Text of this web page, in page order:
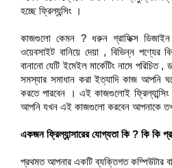
হচ্ছে ফ্রিল্যন্সিং ।
কাজগুলো কেমন ? ধরুন গ্রাফিক্স
ওয়েবসাইট বানিয়ে দেয়া , বিভিন্ন পণ্যের
বানানো যেটি ইমেইল মার্কেটিং নামে পরিচিত ,
সমস্যার সমাধান করা ইত্যাদি কাজ আপনি
করতে পারবেন । এই কাজগুলোই ফ্রিল্যান্সিং
আপনি যখন এই কাজগুলো করবেন আপনাকে তখন
একজন ফ্রিল্যান্সারের যোগ্যতা কি ? কি কি
প্রথমত আপনার একটি ব্যক্তিগত কম্পিউটার